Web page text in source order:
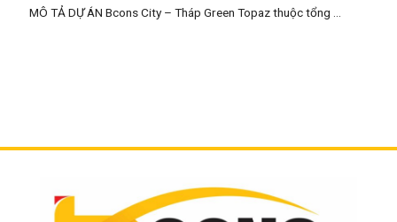
MÔ TẢ DỰ ÁN Bcons City – Tháp Green Topaz thuộc tổng ...